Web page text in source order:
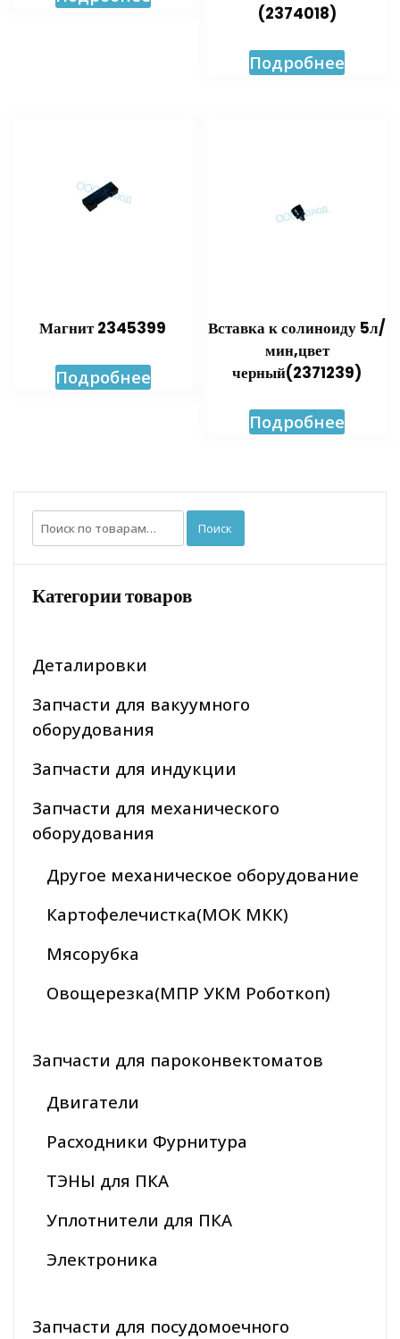
(2374018)
Подробнее
Магнит 2345399
Подробнее
Вставка к солиноиду 5л/
мин,цвет
черный(2371239)
Подробнее
Искать: Поиск
Категории товаров
Деталировки
Запчасти для вакуумного
оборудования
Запчасти для индукции
Запчасти для механического
оборудования
Другое механическое оборудование
Картофелечистка(МОК МКК)
Мясорубка
Овощерезка(МПР УКМ Роботкоп)
Запчасти для пароконвектоматов
Двигатели
Расходники Фурнитура
ТЭНЫ для ПКА
Уплотнители для ПКА
Электроника
Запчасти для посудомоечного